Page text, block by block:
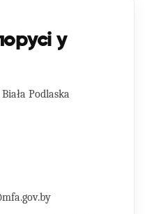
у
Podlaska